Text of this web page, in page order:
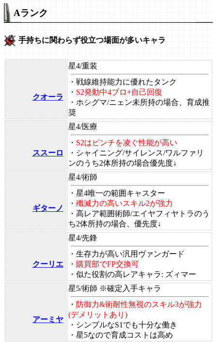
Aランク
手持ちに関わらず役立つ場面が多いキャラ
クオーラ
星4/重装
・戦線維持能力に優れたタンク
・ S2発動中4ブロ+自己回復
・ ホシグマ/ニェン未所持の場合、育成推
奨
ススーロ
星4/医療
・ S2はピンチを凌ぐ性能が高い
・ シャイニング/サイレンス/ワルファリ
ンのうち2体所持の場合優先度↓
ギターノ
星4/術師
・星4唯一の範囲キャスター
・ 殲滅力の高いスキル2が強力
・ 高レア範囲術師/エイヤフィヤトラのう
ち2体所持の場合、優先度↓
クーリエ
星4/先鋒
・生存力が高い汎用ヴァンガード
・ 購買部でFP交換可
・似た役割の高レアキャラ: ズィマー
アーミヤ
星5/術師 ※確定入手キャラ
・ 防御力&術耐性無視のスキル3が強力
(デメリットあり)
・シンプルなS1でも十分な働き
・星5なので育成コストは高め